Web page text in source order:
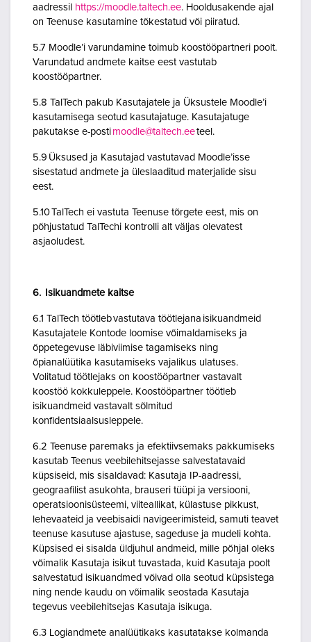
aadressil https://moodle.taltech.ee. Hooldusakende ajal
on Teenuse kasutamine tõkestatud või piiratud.
5.7 Moodle’i varundamine toimub koostööpartneri poolt.
Varundatud andmete kaitse eest vastutab
koostööpartner.
5.8 TalTech pakub Kasutajatele ja Üksustele Moodle’i
kasutamisega seotud kasutajatuge. Kasutajatuge
pakutakse e-posti moodle@taltech.eeteel.
5.9 Üksused ja Kasutajad vastutavad Moodle’isse
sisestatud andmete ja üleslaaditud materjalide sisu
eest.
5.10 TalTech ei vastuta Teenuse tõrgete eest, mis on
põhjustatud TalTechi kontrolli alt väljas olevatest
asjaoludest.
6. Isikuandmete kaitse
6.1 TalTech töötleb vastutava töötlejana isikuandmeid
Kasutajatele Kontode loomise võimaldamiseks ja
õppetegevuse läbiviimise tagamiseks ning
õpianalüütika kasutamiseks vajalikus ulatuses.
Volitatud töötlejaks on koostööpartner vastavalt
koostöö kokkuleppele. Koostööpartner töötleb
isikuandmeid vastavalt sõlmitud
konfidentsiaalsusleppele.
6.2 Teenuse paremaks ja efektiivsemaks pakkumiseks
kasutab Teenus veebilehitsejasse salvestatavaid
küpsiseid, mis sisaldavad: Kasutaja IP-aadressi,
geograafilist asukohta, brauseri tüüpi ja versiooni,
operatsioonisüsteemi, viiteallikat, külastuse pikkust,
lehevaateid ja veebisaidi navigeerimisteid, samuti teavet
teenuse kasutuse ajastuse, sageduse ja mudeli kohta.
Küpsised ei sisalda üldjuhul andmeid, mille põhjal oleks
võimalik Kasutaja isikut tuvastada, kuid Kasutaja poolt
salvestatud isikuandmed võivad olla seotud küpsistega
ning nende kaudu on võimalik seostada Kasutaja
tegevus veebilehitsejas Kasutaja isikuga.
6.3 Logiandmete analüütikaks kasutatakse kolmanda